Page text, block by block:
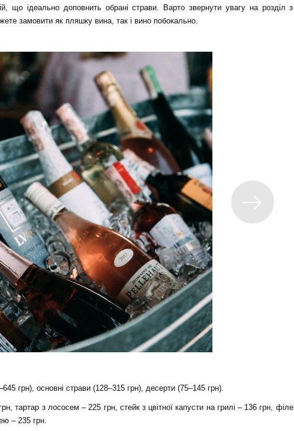
що ідеально доповнить обрані страви. Варто звернути увагу на розділ з
замовити як пляшку вина, так і вино побокально.
грн), основні страви (128–315 грн), десерти (75–145 грн).
тартар з лососем – 225 грн, стейк з цвітної капусти на грилі – 136 грн, філе
– 235 грн.